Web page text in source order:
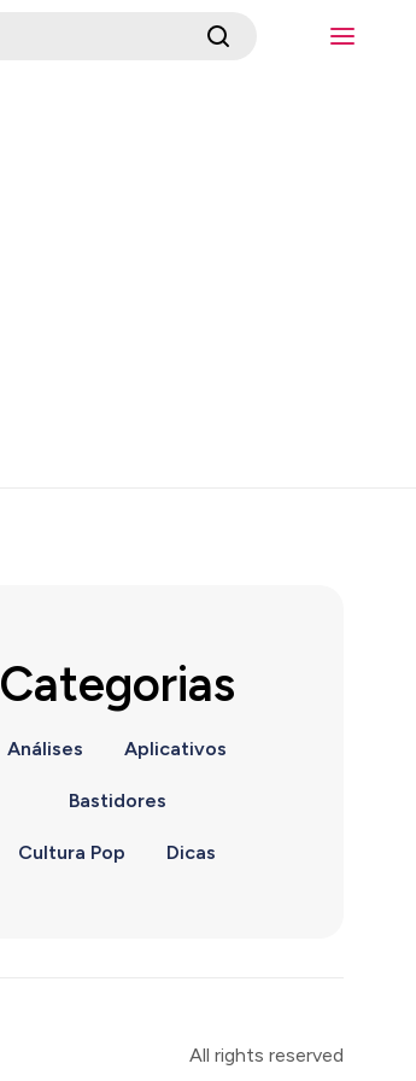
Categorias
Análises Aplicativos
Bastidores
Cultura Pop Dicas
All rights reserved